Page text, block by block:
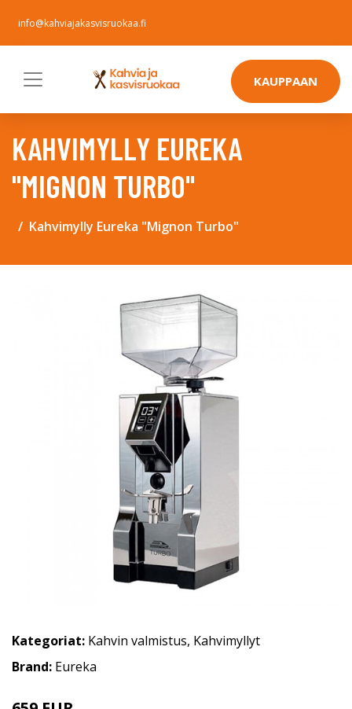
info@kahviajakasvisruokaa.fi
KAUPPAAN
KAHVIMYLLY EUREKA
"MIGNON TURBO"
Kahvimylly Eureka "Mignon Turbo"
Kategoriat: Kahvin valmistus, Kahvimyllyt
Brand: Eureka